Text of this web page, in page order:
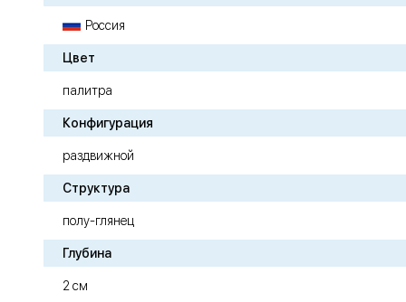
Россия
Цвет
палитра
Конфигурация
раздвижной
Структура
полу-глянец
Глубина
2 см